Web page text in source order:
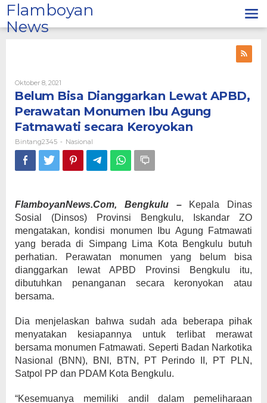
Lewati
ke
konten
Flamboyan
News
Oktober 8, 2021
Bintang2345
Belum Bisa Dianggarkan Lewat APBD,
Perawatan Monumen Ibu Agung
Fatmawati secara Keroyokan
Bintang2345 - Nasional
FlamboyanNews.Com, Bengkulu –
Kepala Dinas
Sosial (Dinsos) Provinsi Bengkulu, Iskandar ZO
mengatakan, kondisi monumen Ibu Agung Fatmawati
yang berada di Simpang Lima Kota Bengkulu butuh
perhatian. Perawatan monumen yang belum bisa
dianggarkan lewat APBD Provinsi Bengkulu itu,
dibutuhkan penanganan secara keronyokan atau
bersama.
Dia menjelaskan bahwa sudah ada beberapa pihak
menyatakan kesiapannya untuk terlibat merawat
bersama monumen Fatmawati. Seperti Badan Narkotika
Nasional (BNN), BNI, BTN, PT Perindo II, PT PLN,
Satpol PP dan PDAM Kota Bengkulu.
“Kesemuanya memiliki andil dalam pemeliharaan